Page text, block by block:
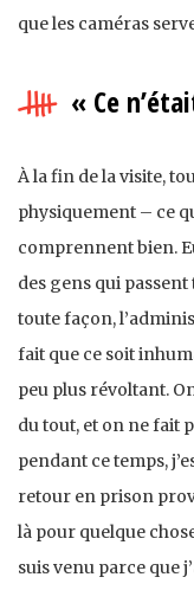
que les caméras
« Ce
À la fin de la visite,
physiquement – ce
comprennent bien.
des gens qui
toute façon,
fait que ce soit
peu plus révoltant.
du tout, et on ne fait
pendant ce temps,
retour en prison
là pour quelque
suis venu parce que